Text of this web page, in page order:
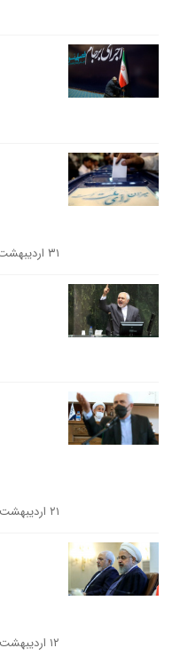
۳۱ اردیبهشت ۱۴۰۰
۲۱ اردیبهشت ۱۴۰۰
۱۲ اردیبهشت ۱۴۰۰